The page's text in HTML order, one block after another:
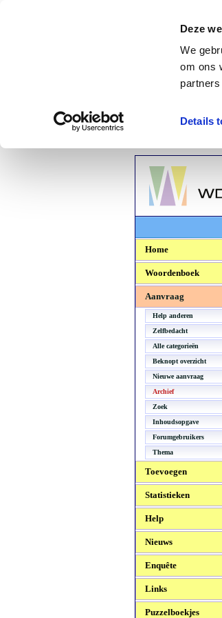
Deze
We
om ons
Details
Home
Woordenboek
Aanvraag
Help anderen
Zelfbedacht
Alle categorieën
Beknopt overzicht
Nieuwe aanvraag
Archief
Zoek
Inhoudsopgave
Forumgebruikers
Thema
Toevoegen
Statistieken
Help
Nieuws
Enquête
Links
Puzzelboekjes